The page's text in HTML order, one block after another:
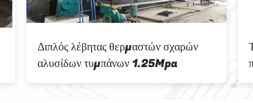
Διπλός λέβητας θερμαστών σχαρών
αλυσίδων τυμπάνων 1.25Mpa